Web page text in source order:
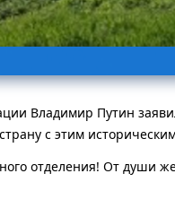
Владимир Путин
с этим
отделения! От души